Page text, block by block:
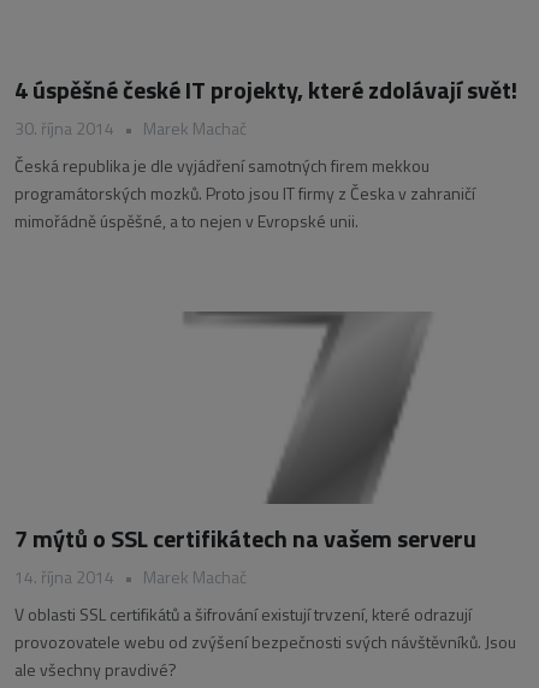
4 úspěšné české IT projekty, které zdolávají svět!
30. října 2014 • Marek Machač
Česká republika je dle vyjádření samotných firem mekkou
programátorských mozků. Proto jsou IT firmy z Česka v zahraničí
mimořádně úspěšné, a to nejen v Evropské unii.
7 mýtů o SSL certifikátech na vašem serveru
14. října 2014 • Marek Machač
V oblasti SSL certifikátů a šifrování existují trvzení, které odrazují
provozovatele webu od zvýšení bezpečnosti svých návštěvníků. Jsou
ale všechny pravdivé?